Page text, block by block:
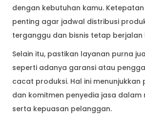
dengan kebutuhan kamu.
penting agar jadwal distribusi
terganggu dan bisnis tetap berjalan
Selain itu, pastikan layanan purna
seperti adanya garansi atau
cacat produksi. Hal ini menunjukkan
dan komitmen penyedia jasa dalam
serta kepuasan pelanggan.